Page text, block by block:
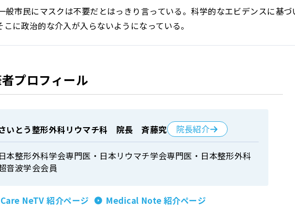
般市民にマスクは不要だとはっきり言っている。科学的なエビデンスに基づ
に政治的な介入が入らないようになっている。
プロフィール
いとう整形外科リウマチ科 院長 斉藤究 院長紹介
日本整形外科学会専門医・日本リウマチ学会専門医・日本整形外科
音波学会会員
Care NeTV 紹介ページ Medical Note 紹介ページ